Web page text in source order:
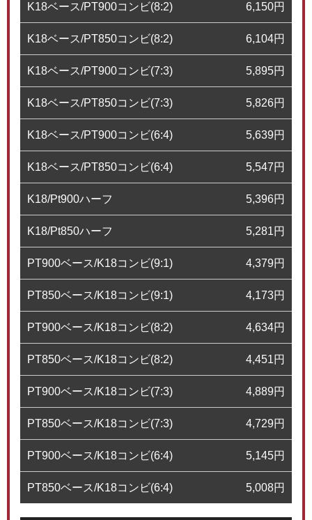
K18ベース/PT900コンビ(8:2) 6,150円
K18ベース/PT850コンビ(8:2) 6,104円
K18ベース/PT900コンビ(7:3) 5,895円
K18ベース/PT850コンビ(7:3) 5,826円
K18ベース/PT900コンビ(6:4) 5,639円
K18ベース/PT850コンビ(6:4) 5,547円
K18/Pt900ハーフ 5,396円
K18/Pt850ハーフ 5,281円
PT900ベース/K18コンビ(9:1) 4,379円
PT850ベース/K18コンビ(9:1) 4,173円
PT900ベース/K18コンビ(8:2) 4,634円
PT850ベース/K18コンビ(8:2) 4,451円
PT900ベース/K18コンビ(7:3) 4,889円
PT850ベース/K18コンビ(7:3) 4,729円
PT900ベース/K18コンビ(6:4) 5,145円
PT850ベース/K18コンビ(6:4) 5,008円